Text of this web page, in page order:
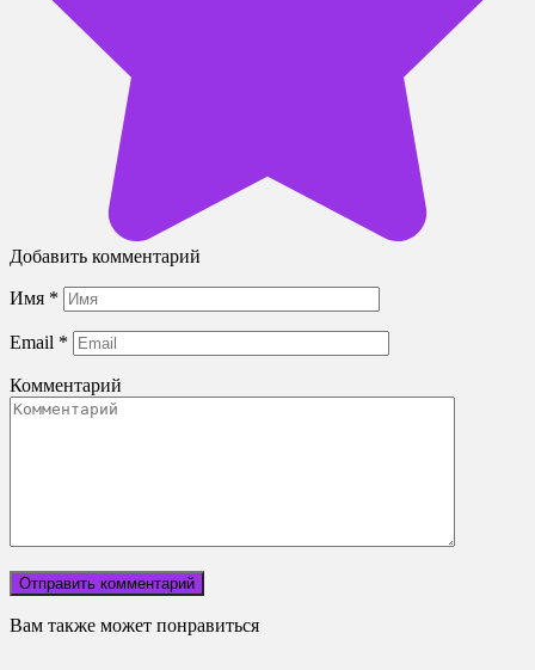
Добавить комментарий
Имя *
Email *
Комментарий
Вам также может понравиться